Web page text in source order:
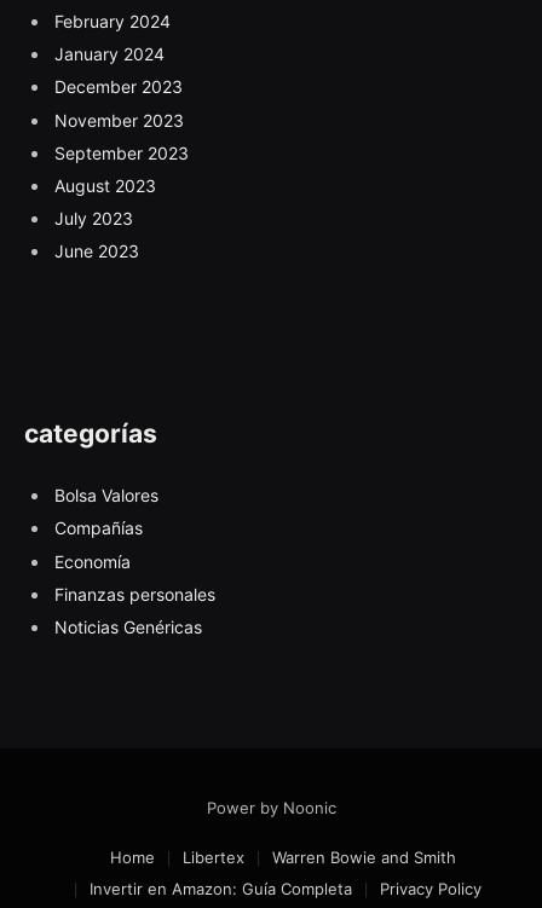
February 2024
January 2024
December 2023
November 2023
September 2023
August 2023
July 2023
June 2023
categorías
Bolsa Valores
Compañías
Economía
Finanzas personales
Noticias Genéricas
Power by Noonic
Home Libertex
Warren Bowie and Smith
Invertir en Amazon: Guía Completa
Privacy Policy